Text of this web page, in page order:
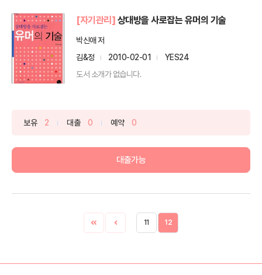
[자기관리] 상대방을 사로잡는 유머의 기술
박신애 저
김&정
2010-02-01
YES24
도서 소개가 없습니다.
보유 2 대출 0 예약 0
대출가능
11 12